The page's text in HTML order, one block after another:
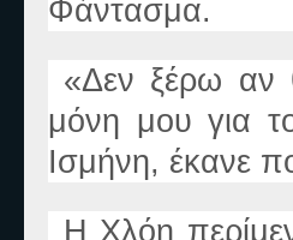
Φάντασμα.
«Δεν ξέρω αν
μόνη μου για
Ισμήνη, έκανε
Η Χλόη